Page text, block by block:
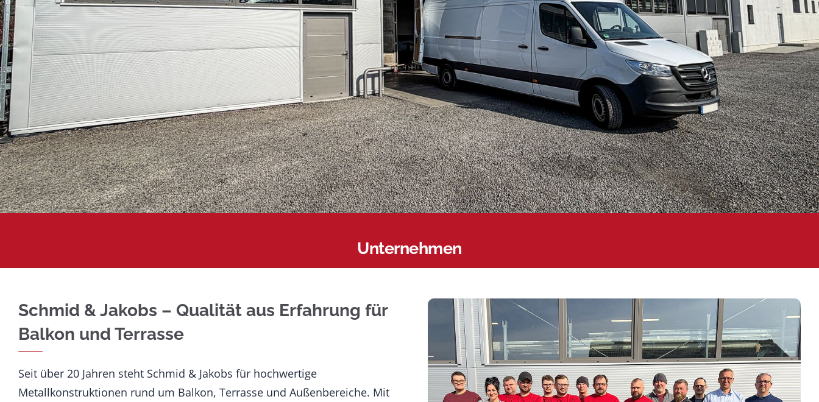
Unternehmen
Schmid & Jakobs – Qualität aus Erfahrung für
Balkon und Terrasse
Seit über 20 Jahren steht Schmid & Jakobs für hochwertige
Metallkonstruktionen rund um Balkon, Terrasse und Außenbereiche. Mit